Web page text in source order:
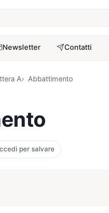
Newsletter Contatti
A Abbattimento
per salvare